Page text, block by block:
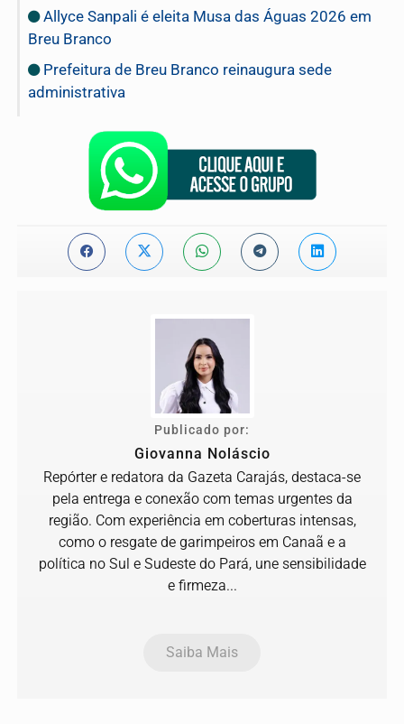
Allyce Sanpali é eleita Musa das Águas 2026 em
Breu Branco
Prefeitura de Breu Branco reinaugura sede
administrativa
Publicado por:
Giovanna Noláscio
Repórter e redatora da Gazeta Carajás, destaca-se
pela entrega e conexão com temas urgentes da
região. Com experiência em coberturas intensas,
como o resgate de garimpeiros em Canaã e a
política no Sul e Sudeste do Pará, une sensibilidade
e firmeza...
Saiba Mais